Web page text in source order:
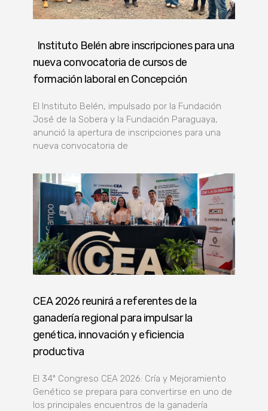
Instituto Belén abre inscripciones para una
nueva convocatoria de cursos de
formación laboral en Concepción
El Instituto Belén, impulsado por la Fundación
José de la Sobera y la Fundación Paraguaya,
anunció la apertura de inscripciones para una
nueva convocatoria de
CEA 2026 reunirá a referentes de la
ganadería regional para impulsar la
genética, innovación y eficiencia
productiva
El 34º Congreso CEA 2026: Cría y Mejoramiento
Genético se prepara para convertirse en uno de
los principales encuentros de la ganadería